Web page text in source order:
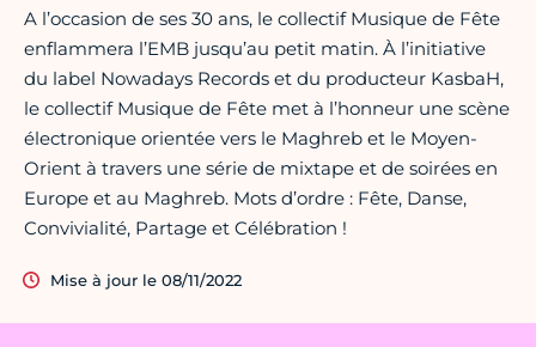
A l’occasion de ses 30 ans, le collectif Musique de Fête
enflammera l’EMB jusqu’au petit matin. À l’initiative
du label Nowadays Records et du producteur KasbaH,
le collectif Musique de Fête met à l’honneur une scène
électronique orientée vers le Maghreb et le Moyen-
Orient à travers une série de mixtape et de soirées en
Europe et au Maghreb. Mots d’ordre : Fête, Danse,
Convivialité, Partage et Célébration !
Mise à jour le 08/11/2022